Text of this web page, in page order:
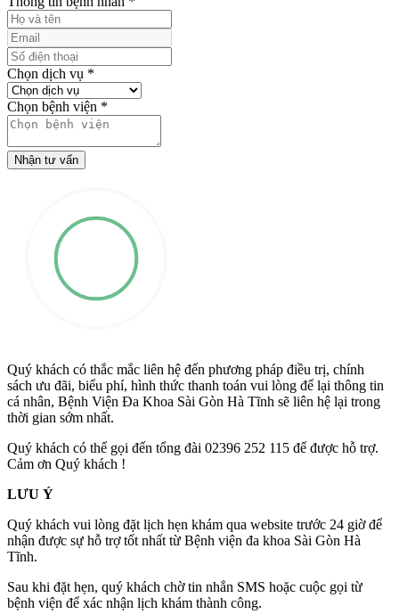
Chọn dịch vụ *
Chọn bệnh viện *
Nhận tư vấn
Quý khách có thắc mắc liên hệ đến phương pháp điều trị, chính
sách ưu đãi, biểu phí, hình thức thanh toán vui lòng để lại thông tin
cá nhân, Bệnh Viện Đa Khoa Sài Gòn Hà Tĩnh sẽ liên hệ lại trong
thời gian sớm nhất.
Quý khách có thể gọi đến tổng đài 02396 252 115 để được hỗ trợ.
Cảm ơn Quý khách !
LƯU Ý
Quý khách vui lòng đặt lịch hẹn khám qua website trước 24 giờ để
nhận được sự hỗ trợ tốt nhất từ Bệnh viện đa khoa Sài Gòn Hà
Tĩnh.
Sau khi đặt hẹn, quý khách chờ tin nhắn SMS hoặc cuộc gọi từ
bệnh viện để xác nhận lịch khám thành công.